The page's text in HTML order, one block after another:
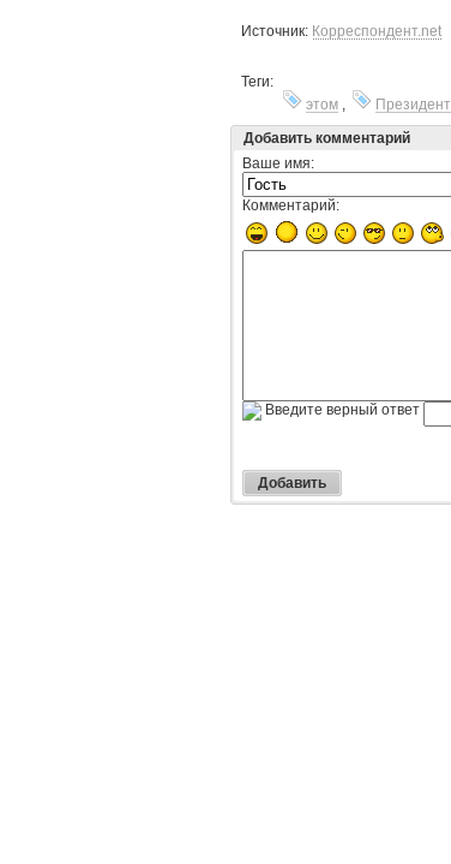
Источник: Корреспондент.net
Теги:
этом , Президент
Добавить комментарий
Ваше имя:
Комментарий:
Введите верный ответ